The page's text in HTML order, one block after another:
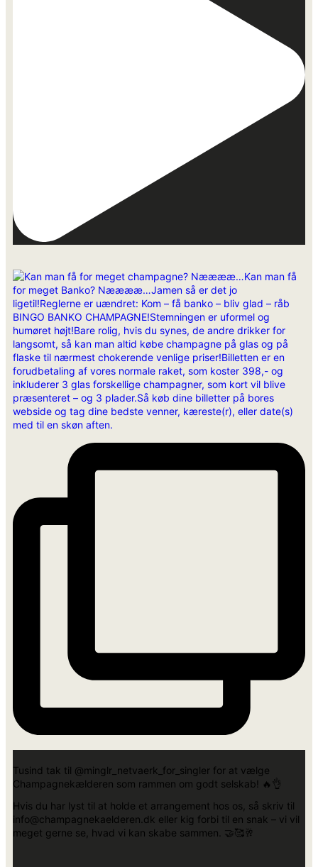
Tusind tak til @minglr_netvaerk_for_singler for at vælge
Champagnekælderen som rammen om godt selskab! 🔥👌
Hvis du har lyst til at holde et arrangement hos os, så skriv til
info@champagnekaelderen.dk eller kig forbi til en snak – vi vil
meget gerne se, hvad vi kan skabe sammen. 🤝🥰🥂